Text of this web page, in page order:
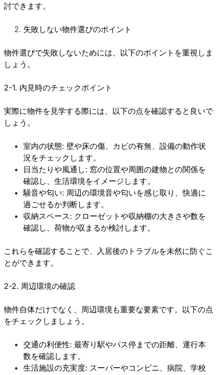
討できます。
失敗しない物件選びのポイント
物件選びで失敗しないためには、以下のポイントを重視しま
しょう。
2-1. 内見時のチェックポイント
実際に物件を見学する際には、以下の点を確認すると良いで
しょう。
室内の状態: 壁や床の傷、カビの有無、設備の動作状
況をチェックします。
日当たりや風通し: 窓の位置や周囲の建物との関係を
確認し、生活環境をイメージします。
騒音や匂い: 周辺の環境音や匂いを感じ取り、快適に
過ごせるか判断します。
収納スペース: クローゼットや収納棚の大きさや数を
確認し、荷物が収まるか検討します。
これらを確認することで、入居後のトラブルを未然に防ぐこ
とができます。
2-2. 周辺環境の確認
物件自体だけでなく、周辺環境も重要な要素です。以下の点
をチェックしましょう。
交通の利便性: 最寄り駅やバス停までの距離、運行本
数を確認します。
生活施設の充実度: スーパーやコンビニ、病院、学校